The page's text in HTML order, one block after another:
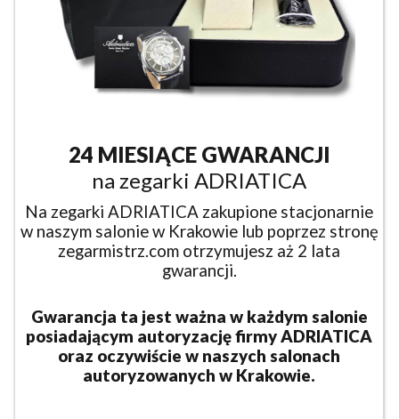
24 MIESIĄCE GWARANCJI
na zegarki ADRIATICA
Na zegarki ADRIATICA zakupione stacjonarnie
w naszym salonie w Krakowie lub poprzez stronę
zegarmistrz.com otrzymujesz aż 2 lata
gwarancji.
Gwarancja ta jest ważna w każdym salonie
posiadającym autoryzację firmy ADRIATICA
oraz oczywiście w naszych salonach
autoryzowanych w Krakowie.